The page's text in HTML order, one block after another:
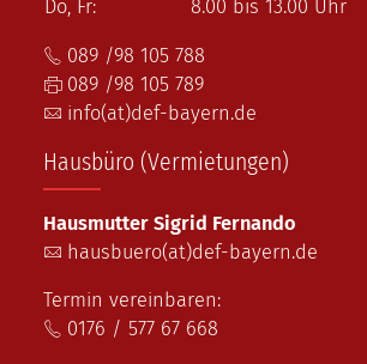
Do, Fr:
8.00 bis 13.00 Uhr
089 /98 105 788
089 /98 105 789
info(at)def-bayern.de
Hausbüro (Vermietungen)
Hausmutter Sigrid Fernando
hausbuero(at)def-bayern.de
Termin vereinbaren:
0176 / 577 67 668